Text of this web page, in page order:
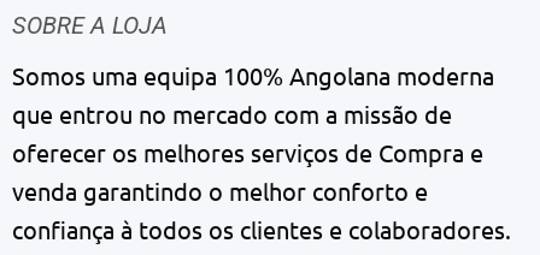
SOBRE A LOJA
Somos uma equipa 100% Angolana moderna
que entrou no mercado com a missão de
oferecer os melhores serviços de Compra e
venda garantindo o melhor conforto e
confiança à todos os clientes e colaboradores.